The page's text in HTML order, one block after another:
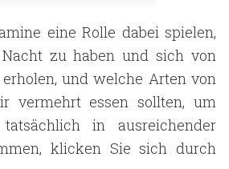
eine Rolle dabei spielen,
zu haben und sich von
und welche Arten von
vermehrt essen sollten, um
in ausreichender
klicken Sie sich durch